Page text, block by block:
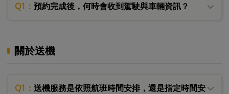
Q1： 預約完成後，何時會收到駕駛與車輛資訊？
關於送機
Q1： 送機服務是依照航班時間安排，還是指定時間安